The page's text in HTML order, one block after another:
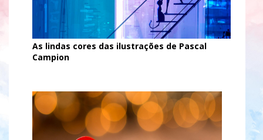
As lindas cores das ilustrações de Pascal
Campion